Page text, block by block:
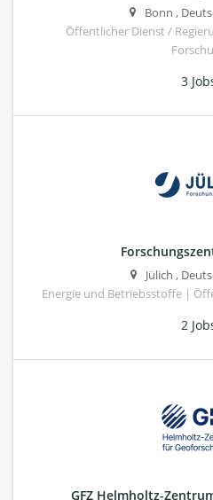
Bonn ,
Öffentlicher Dienst /
3
Jülich ,
Energie und Betriebsstoffe |
2
GFZ Helmholtz-